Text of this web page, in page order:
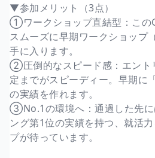
▼参加メリット（3点）
①ワークショップ直結型：この
スムーズに早期ワークショップ
手に入ります。
②圧倒的なスピード感：エント
定までがスピーディー。早期に
の実績を作れます。
③No.1の環境へ：通過した先に
ング第1位の実績を持つ、就活
プが待っています。